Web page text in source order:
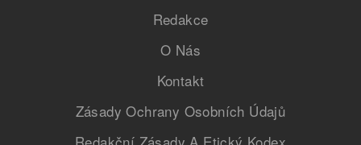
Redakce
O Nás
Kontakt
Zásady Ochrany Osobních Údajů